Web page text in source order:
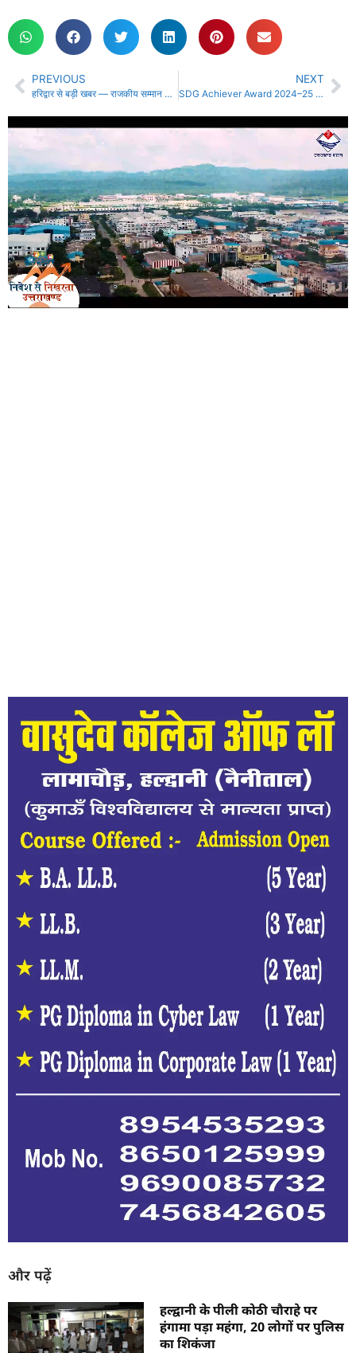
PREVIOUS
हरिद्वार से बड़ी खबर — राजकीय सम्मान के साथ दी गई राज्य आंदोलनकारी और पूर्व कैबिनेट मंत्री दिवाकर भट्ट को अंतिम विदाई, खड़खड़ी श्मशान घाट पर उमड़ा जनसैलाब….
NEXT
SDG Achiever Award 2024–25 के लिए नॉमिनेशन शुरू, अब आप भी कर सकते हैं दावेदारी!
और पढ़ें
हल्द्वानी के पीली कोठी चौराहे पर
हंगामा पड़ा महंगा, 20 लोगों पर पुलिस
का शिकंजा